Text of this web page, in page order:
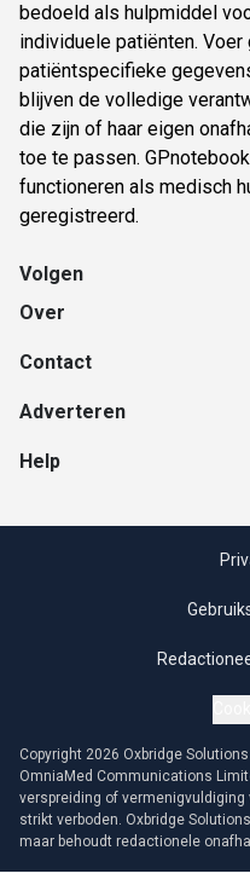
bedoeld als hulpmiddel
individuele patiënten.
patiëntspecifieke
blijven de volledige
die zijn of haar eigen
toe te passen.
functioneren als medisch
geregistreerd.
Volgen
Over
Contact
Adverteren
Help
Copyright 2026 Oxbridge
OmniaMed Communications
verspreiding of
strikt verboden. Oxbridge
maar behoudt redactionele